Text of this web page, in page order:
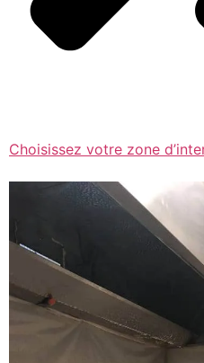
Choisissez votre zone